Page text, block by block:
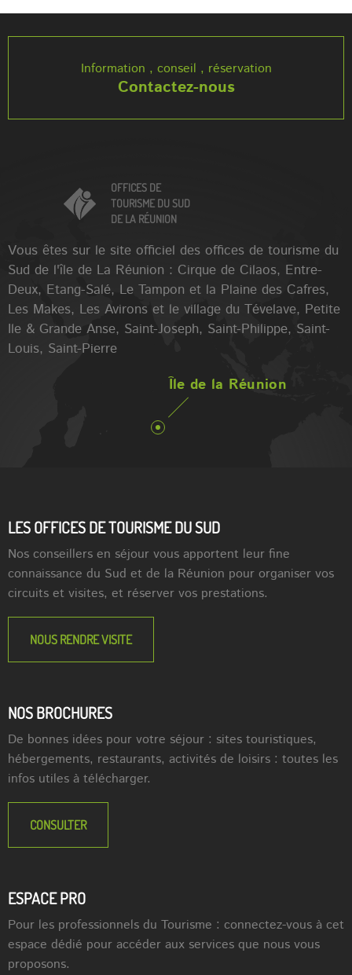
Île de la Réunion
Information , conseil , réservation
Contactez-nous
OFFICES DE
TOURISME DU SUD
DE LA RÉUNION
Vous êtes sur le site officiel des offices de tourisme du
Sud de l'île de La Réunion : Cirque de Cilaos, Entre-
Deux, Etang-Salé, Le Tampon et la Plaine des Cafres,
Les Makes, Les Avirons et le village du Tévelave, Petite
Ile & Grande Anse, Saint-Joseph, Saint-Philippe, Saint-
Louis, Saint-Pierre
LES OFFICES DE TOURISME DU SUD
Nos conseillers en séjour vous apportent leur fine
connaissance du Sud et de la Réunion pour organiser vos
circuits et visites, et réserver vos prestations.
NOUS RENDRE VISITE
NOS BROCHURES
De bonnes idées pour votre séjour : sites touristiques,
hébergements, restaurants, activités de loisirs : toutes les
infos utiles à télécharger.
CONSULTER
ESPACE PRO
Pour les professionnels du Tourisme : connectez-vous à cet
espace dédié pour accéder aux services que nous vous
proposons.